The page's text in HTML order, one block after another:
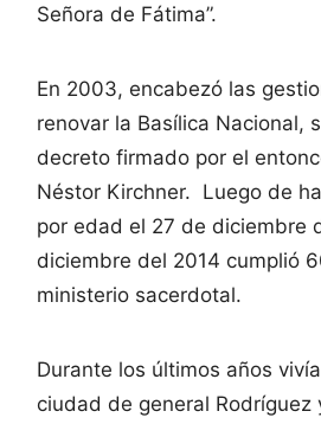
Señora de Fátima”.
En 2003, encabezó las
renovar la Basílica Nacional,
decreto firmado por el
Néstor Kirchner. Luego de
por edad el 27 de diciembre
diciembre del 2014 cumplió
ministerio sacerdotal.
Durante los últimos años
ciudad de general